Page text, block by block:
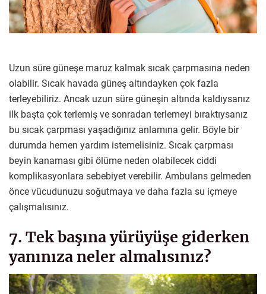
Uzun süre güneşe maruz kalmak sıcak çarpmasına neden
olabilir. Sıcak havada güneş altındayken çok fazla
terleyebiliriz. Ancak uzun süre güneşin altında kaldıysanız
ilk başta çok terlemiş ve sonradan terlemeyi bıraktıysanız
bu sıcak çarpması yaşadığınız anlamına gelir. Böyle bir
durumda hemen yardım istemelisiniz. Sıcak çarpması
beyin kanaması gibi ölüme neden olabilecek ciddi
komplikasyonlara sebebiyet verebilir. Ambulans gelmeden
önce vücudunuzu soğutmaya ve daha fazla su içmeye
çalışmalısınız.
7. Tek başına yürüyüşe giderken
yanınıza neler almalısınız?